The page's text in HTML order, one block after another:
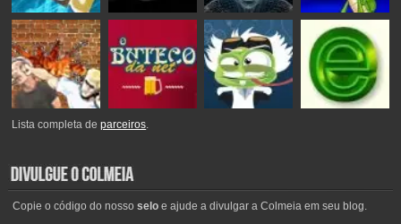
Lista completa deparceiros.
Copie o código do nosso seloe ajude a divulgar a Colmeia em seu blog.